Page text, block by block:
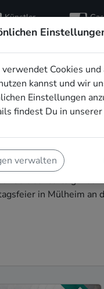
Künstler
entdecken
Mülheim an der Ruhr
SofaConcerts genau
in Mülheim an
verwendet Cookies
kannst und wir
Einstellungen
findest Du in unserer
verwalten